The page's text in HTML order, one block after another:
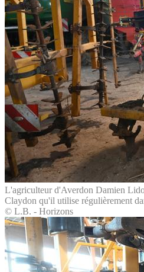
L'agriculteur d'Averdon Damien
Claydon qu'il utilise régulièrement
© L.B. - Horizons